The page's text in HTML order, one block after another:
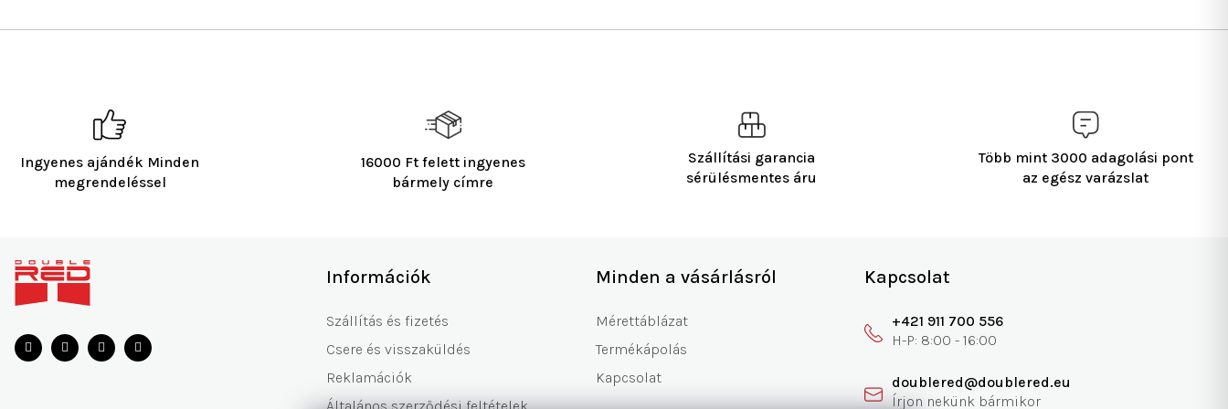
Ingyenes ajándék Minden
megrendeléssel
16000 Ft felett ingyenes
bármely címre
Szállítási garancia
sérülésmentes áru
Több mint 3000 adagolási pont
az egész varázslat
Információk
Szállítás és fizetés
Csere és visszaküldés
Reklamációk
Minden a vásárlásról
Mérettáblázat
Termékápolás
Kapcsolat
Kapcsolat
+421 911 700 556
doublered@doublered.eu